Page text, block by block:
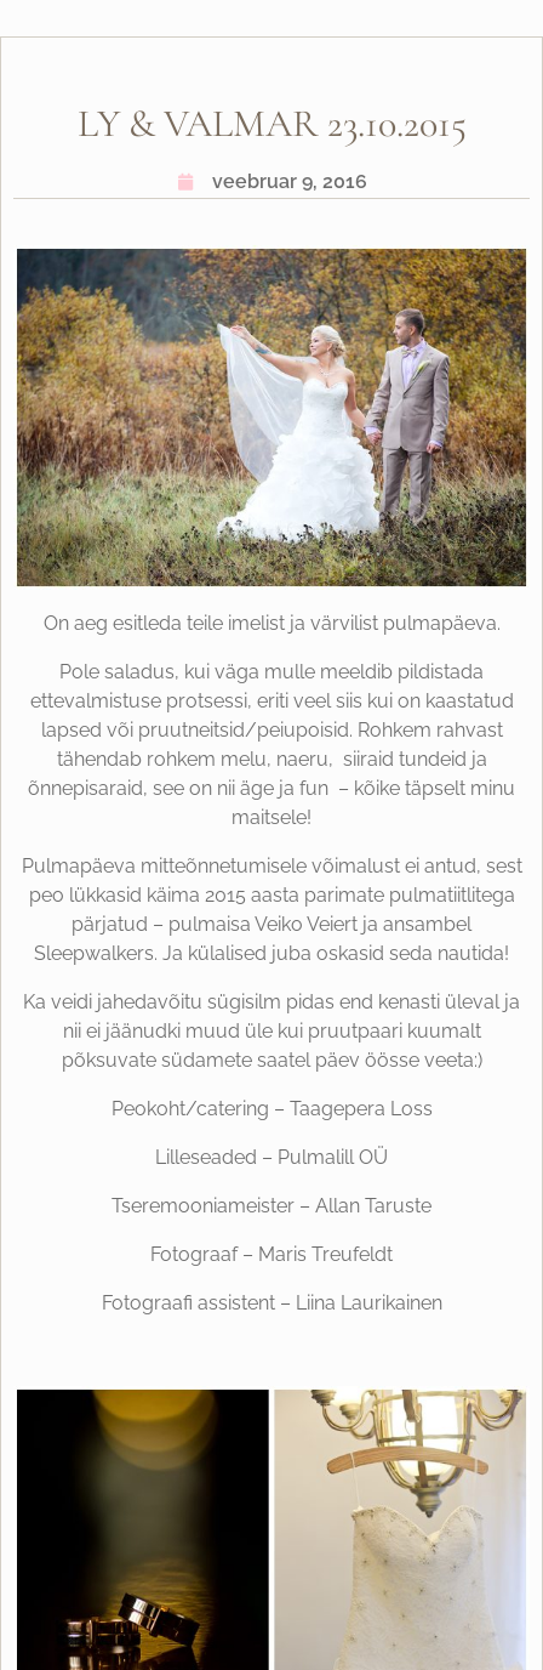
LY & VALMAR 23.10.2015
veebruar 9, 2016
On aeg esitleda teile imelist ja värvilist pulmapäeva.
Pole saladus, kui väga mulle meeldib pildistada
ettevalmistuse protsessi, eriti veel siis kui on kaastatud
lapsed või pruutneitsid/peiupoisid. Rohkem rahvast
tähendab rohkem melu, naeru, siiraid tundeid ja
õnnepisaraid, see on nii äge ja fun – kõike täpselt minu
maitsele!
Pulmapäeva mitteõnnetumisele võimalust ei antud, sest
peo lükkasid käima 2015 aasta parimate pulmatiitlitega
pärjatud – pulmaisa Veiko Veiert ja ansambel
Sleepwalkers. Ja külalised juba oskasid seda nautida!
Ka veidi jahedavõitu sügisilm pidas end kenasti üleval ja
nii ei jäänudki muud üle kui pruutpaari kuumalt
põksuvate südamete saatel päev öösse veeta:)
Peokoht/catering – Taagepera Loss
Lilleseaded – Pulmalill OÜ
Tseremooniameister – Allan Taruste
Fotograaf – Maris Treufeldt
Fotograafi assistent – Liina Laurikainen